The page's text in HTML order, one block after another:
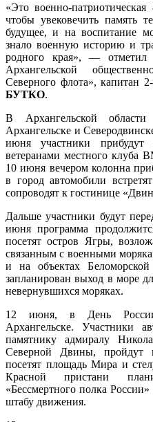
«Это военно-
чтобы увековечить память
будущее, и на воспитание
знало военную историю и
родного края», — отметил
Архангельской
Северного флота», капитан
БУТКО.
В Архангельской
Архангельске и
июня участники
ветеранами местного
10 июня вечером колонна
в город автомобили
сопроводят к гостинице
Дальше участники будут
июня программа
посетят остров Ягры,
связанным с военными
и на объектах
запланирован выход в море
невернувшихся моряках.
12 июня, в День
Архангельске. Участники
памятнику адмиралу
Северной Двины, пройдут
посетят площадь Мира и
Красной пристани
«Бессмертного полка
штабу движения.